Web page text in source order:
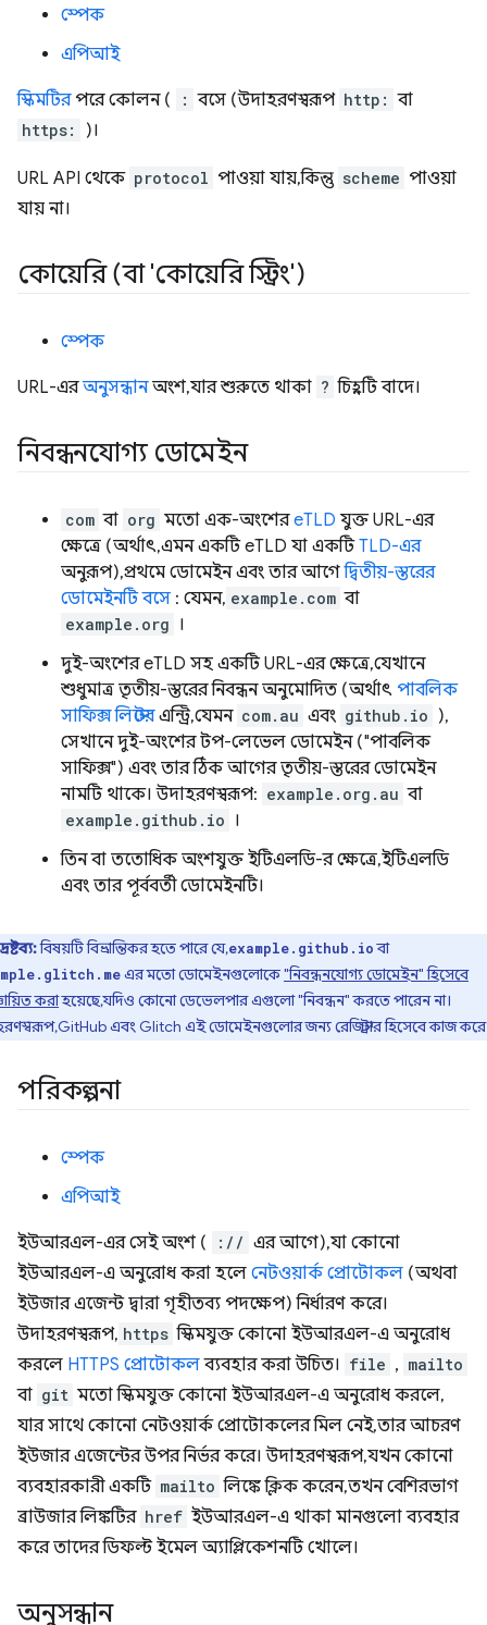
স্পেক
এপিআই
স্কিমটিরপরে কোলন ( : বসে (উদাহরণস্বরূপ http: বা
https: )।
URL API থেকে protocol পাওয়া যায়, কিন্তু scheme পাওয়া
যায় না।
কোয়েরি (বা 'কোয়েরি স্ট্রিং')
স্পেক
URL-এরঅনুসন্ধানঅংশ, যার শুরুতে থাকা ? চিহ্নটি বাদে।
নিবন্ধনযোগ্য ডোমেইন
com বা org মতো এক-অংশেরeTLD যুক্ত URL-এর
ক্ষেত্রে (অর্থাৎ, এমন একটি eTLD যা একটিTLD-এর
অনুরূপ), প্রথমে ডোমেইন এবং তার আগেদ্বিতীয়-স্তরের
ডোমেইনটি বসে : যেমন, example.com বা
example.org ।
দুই-অংশের eTLD সহ একটি URL-এর ক্ষেত্রে, যেখানে
শুধুমাত্র তৃতীয়-স্তরের নিবন্ধন অনুমোদিত (অর্থাৎ পাবলিক
সাফিক্স লিস্টেরএন্ট্রি, যেমন com.au এবং github.io ),
সেখানে দুই-অংশের টপ-লেভেল ডোমেইন ("পাবলিক
সাফিক্স") এবং তার ঠিক আগের তৃতীয়-স্তরের ডোমেইন
নামটি থাকে। উদাহরণস্বরূপ: example.org.au বা
example.github.io ।
তিন বা ততোধিক অংশযুক্ত ইটিএলডি-র ক্ষেত্রে, ইটিএলডি
এবং তার পূর্ববর্তী ডোমেইনটি।
দ্রষ্টব্য:বিষয়টি বিভ্রান্তিকর হতে পারে যে,example.github.ioবা
এর মতো ডোমেইনগুলোকে"নিবন্ধনযোগ্য ডোমেইন" হিসেবে
করাহয়েছে, যদিও কোনো ডেভেলপার এগুলো "নিবন্ধন" করতে পারেন না।
GitHub এবং Glitch এই ডোমেইনগুলোর জন্য রেজিস্ট্রার হিসেবে কাজ
পরিকল্পনা
স্পেক
এপিআই
ইউআরএল-এর সেই অংশ ( :// এর আগে), যা কোনো
ইউআরএল-এ অনুরোধ করা হলে নেটওয়ার্ক প্রোটোকল (অথবা
ইউজার এজেন্ট দ্বারা গৃহীতব্য পদক্ষেপ) নির্ধারণ করে।
উদাহরণস্বরূপ, https স্কিমযুক্ত কোনো ইউআরএল-এ অনুরোধ
করলে HTTPS প্রোটোকলব্যবহার করা উচিত। file , mailto
বা git মতো স্কিমযুক্ত কোনো ইউআরএল-এ অনুরোধ করলে,
যার সাথে কোনো নেটওয়ার্ক প্রোটোকলের মিল নেই, তার আচরণ
ইউজার এজেন্টের উপর নির্ভর করে। উদাহরণস্বরূপ, যখন কোনো
ব্যবহারকারী একটি mailto লিঙ্কে ক্লিক করেন, তখন বেশিরভাগ
ব্রাউজার লিঙ্কটির href ইউআরএল-এ থাকা মানগুলো ব্যবহার
করে তাদের ডিফল্ট ইমেল অ্যাপ্লিকেশনটি খোলে।
অনুসন্ধান